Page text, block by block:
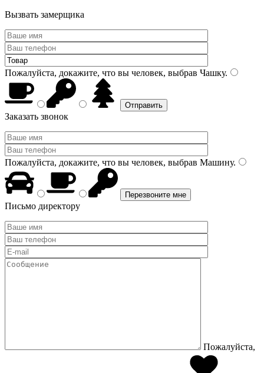
Вызвать замерщика
Пожалуйста, докажите, что вы человек, выбрав Чашку.
Заказать звонок
Пожалуйста, докажите, что вы человек, выбрав Машину.
Письмо директору
Пожалуйста,